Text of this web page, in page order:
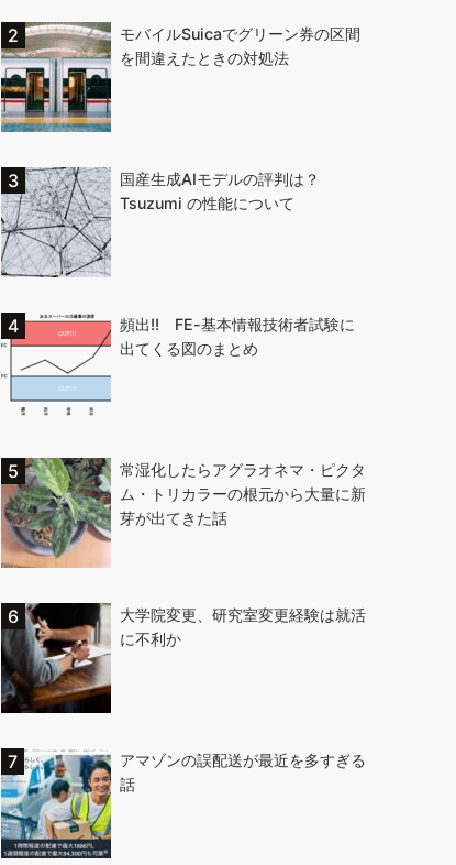
モバイルSuicaでグリーン券の区間
を間違えたときの対処法
国産生成AIモデルの評判は？
Tsuzumi の性能について
頻出!! FE-基本情報技術者試験に
出てくる図のまとめ
常湿化したらアグラオネマ・ピクタ
ム・トリカラーの根元から大量に新
芽が出てきた話
大学院変更、研究室変更経験は就活
に不利か
アマゾンの誤配送が最近を多すぎる
話